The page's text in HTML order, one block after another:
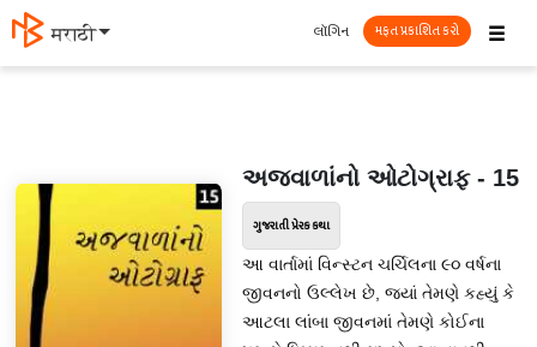
मराठी ☰
લૉગિન મફત પ્રકાશિત કરો
અજવાળાંનો ઓટોગ્રાફ - 15
ગુજરાતી પ્રેરક કથા
આ વાર્તામાં વિન્સ્ટન ચર્ચિલના ૯૦ વર્ષના
જીવનનો ઉલ્લેખ છે, જ્યાં તેમણે કહ્યું કે
આટલા લાંબા જીવનમાં તેમણે કોઈના